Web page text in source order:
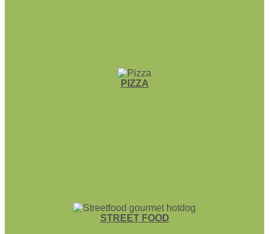
PIZZA
STREET FOOD